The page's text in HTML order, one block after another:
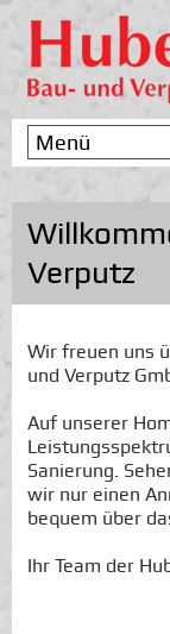
Verputz
Wir freuen uns
und Verputz
Auf unserer
Sanierung.
wir nur einen
bequem über
Ihr Team der